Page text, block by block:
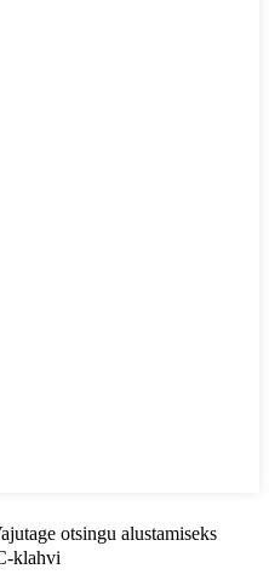
otsingu alustamiseks
klahvi